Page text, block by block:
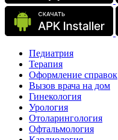
Педиатрия
Терапия
Оформление справок
Вызов врача на дом
Гинекология
Урология
Отоларингология
Офтальмология